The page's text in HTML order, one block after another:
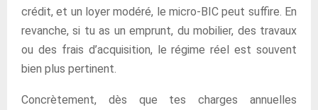
crédit, et un loyer modéré, le micro-BIC peut suffire. En
revanche, si tu as un emprunt, du mobilier, des travaux
ou des frais d’acquisition, le régime réel est souvent
bien plus pertinent.
Concrètement, dès que tes charges annuelles